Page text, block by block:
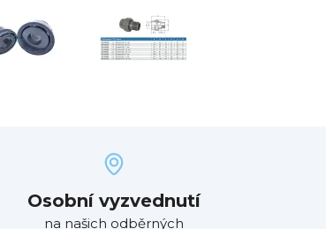
Osobní vyzvednutí
na našich odběrných